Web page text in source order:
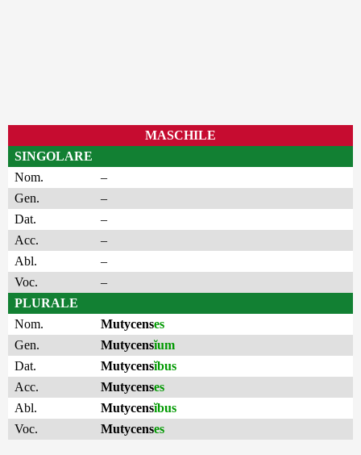
MASCHILE
SINGOLARE
Nom.
–
Gen.
–
Dat.
–
Acc.
–
Abl.
–
Voc.
–
PLURALE
Nom.
Mutycenses
Gen.
Mutycensĭum
Dat.
Mutycensĭbus
Acc.
Mutycenses
Abl.
Mutycensĭbus
Voc.
Mutycenses